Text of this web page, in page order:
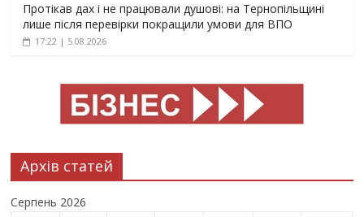
Протікав дах і не працювали душові: на Тернопільщині
лише після перевірки покращили умови для ВПО
17:22 | 5.08.2026
Архів статей
Серпень 2026